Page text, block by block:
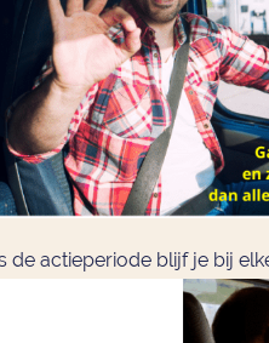
de actieperiode blijf je bij